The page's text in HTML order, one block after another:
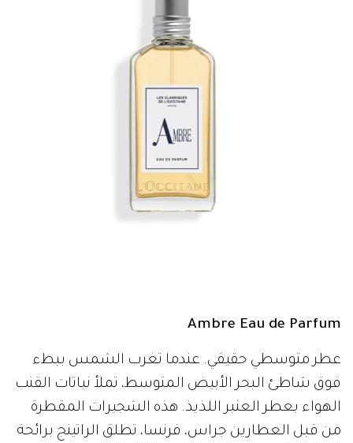
Ambre Eau de Parfum
عطر متوسطي حقيقي. عندما تغرب الشمس ببطء
فوق شاطئ البحر الأبيض المتوسط، تملأ نباتات القنب
الهواء بعطر العنبر اللذيذ. هذه الشجيرات المقطرة
من قبل العطارين جراس، فرنسا، تطلق الراتينج برائحة